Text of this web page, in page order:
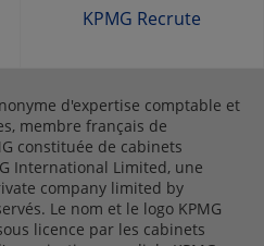
KPMG Recrute
d'expertise comptable et
membre français de
constituée de cabinets
International Limited, une
company limited by
Le nom et le logo KPMG
licence par les cabinets